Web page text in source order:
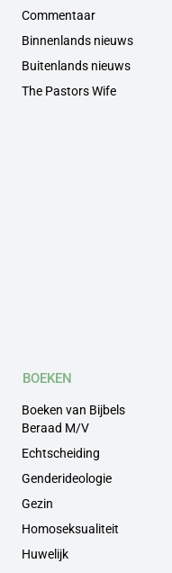
Commentaar
Binnenlands nieuws
Buitenlands nieuws
The Pastors Wife
BOEKEN
Boeken van Bijbels
Beraad M/V
Echtscheiding
Genderideologie
Gezin
Homoseksualiteit
Huwelijk